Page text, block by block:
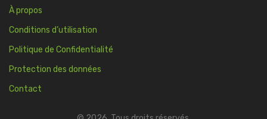
À propos
Conditions d’utilisation
Politique de Confidentialité
Protection des données
Contact